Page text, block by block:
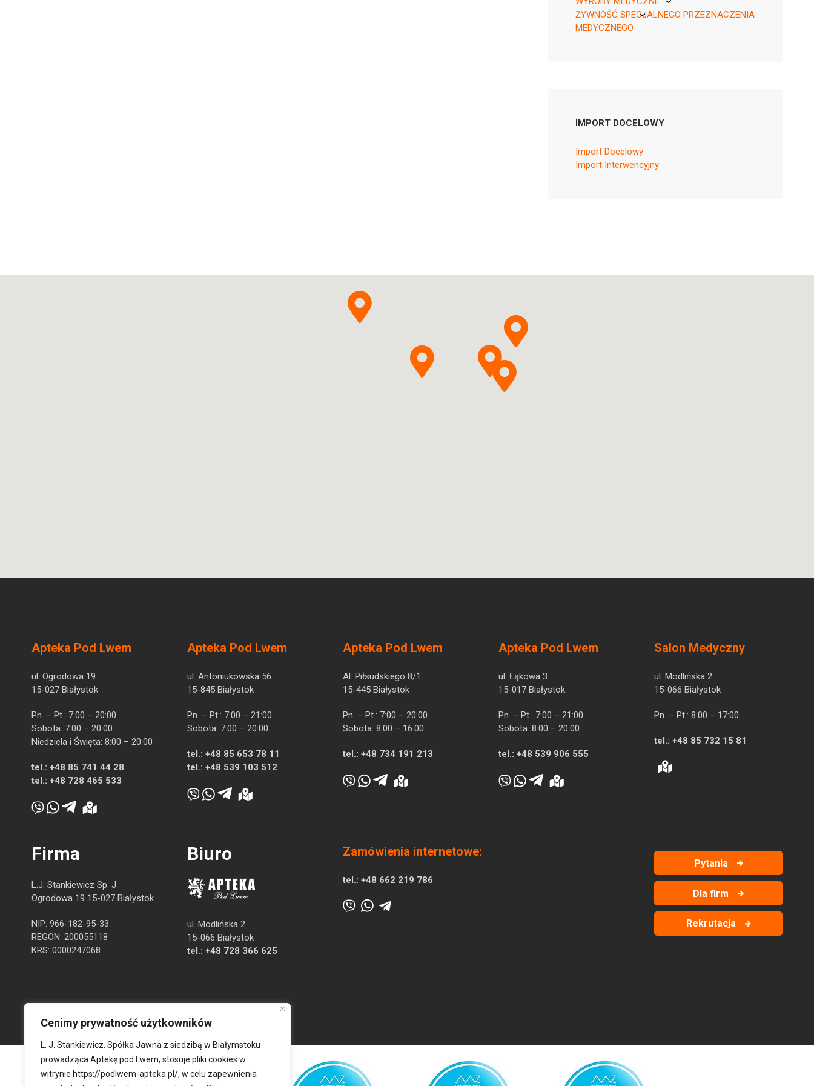
Cenimy prywatność użytkowników
L. J. Stankiewicz. Spółka Jawna z siedzibą w Białymstoku
prowadząca Aptekę pod Lwem, stosuje pliki cookies w
witrynie https://podlwem-apteka.pl/, w celu zapewnienia
KikGel
ŻYWNOŚĆ SPECJALNEGO PRZEZNACZENIA
MEDYCZNEGO
IMPORT DOCELOWY
Import Docelowy
Import Interwencyjny
Apteka Pod Lwem
ul. Ogrodowa 19
15-027 Białystok
Pn. – Pt.: 7:00 – 20:00
Sobota: 7:00 – 20:00
Niedziela i Święta: 8:00 – 20:00
tel.: +48 85 741 44 28
tel.: +48 728 465 533
Apteka Pod Lwem
ul. Antoniukowska 56
15-845 Białystok
Pn. – Pt.: 7:00 – 21:00
Sobota: 7:00 – 20:00
tel.: +48 85 653 78 11
tel.: +48 539 103 512
Apteka Pod Lwem
Al. Piłsudskiego 8/1
15-445 Białystok
Pn. – Pt.: 7:00 – 20:00
Sobota: 8:00 – 16:00
tel.: +48 734 191 213
Apteka Pod Lwem
ul. Łąkowa 3
15-017 Białystok
Pn. – Pt.: 7:00 – 21:00
Sobota: 8:00 – 20:00
tel.: +48 539 906 555
Salon Medyczny
ul. Modlińska 2
15-066 Białystok
Pn. – Pt.: 8:00 – 17:00
tel.: +48 85 732 15 81
Firma
L.J. Stankiewicz Sp. J.
Ogrodowa 19 15-027 Białystok
NIP: 966-182-95-33
REGON: 200055118
KRS: 0000247068
Biuro
ul. Modlińska 2
15-066 Białystok
tel.: +48 728 366 625
Zamówienia internetowe:
tel.: +48 662 219 786
Pytania
Dla firm
Rekrutacja